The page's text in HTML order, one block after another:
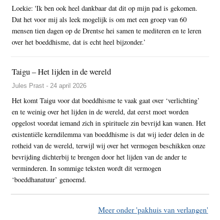
Loekie: 'Ik ben ook heel dankbaar dat dit op mijn pad is gekomen.
Dat het voor mij als leek mogelijk is om met een groep van 60
mensen tien dagen op de Drentse hei samen te mediteren en te leren
over het boeddhisme, dat is echt heel bijzonder.’
Taigu – Het lijden in de wereld
Jules Prast - 24 april 2026
Het komt Taigu voor dat boeddhisme te vaak gaat over ‘verlichting’
en te weinig over het lijden in de wereld, dat eerst moet worden
opgelost voordat iemand zich in spirituele zin bevrijd kan wanen. Het
existentiële kerndilemma van boeddhisme is dat wij ieder delen in de
rotheid van de wereld, terwijl wij over het vermogen beschikken onze
bevrijding dichterbij te brengen door het lijden van de ander te
verminderen. In sommige teksten wordt dit vermogen
‘boeddhanatuur’ genoemd.
Meer onder 'pakhuis van verlangen'